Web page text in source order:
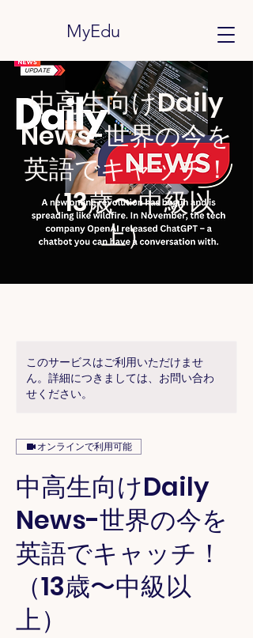
MyEdu
中高生向けDaily
News-世界の今を
英語でキャッチ！
（13歳〜中級以
上）
このサービスはご利用いただけませ
ん。詳細につきましては、お問い合わ
せください。
オンラインで利用可能
中高生向けDaily
News-世界の今を
英語でキャッチ！
（13歳〜中級以
上）